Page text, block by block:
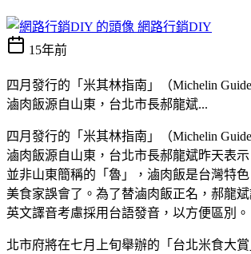
網路行銷DIY
15年前
四月發行的「米其林指南」（Michelin
滷肉飯源自山東，台北市長郝龍斌...
四月發行的「米其林指南」（Michelin
滷肉飯源自山東，台北市長郝龍斌昨天表示
並非山東簡稱的「魯」，滷肉飯是台灣特
美食家誤會了。為了替滷肉飯正名，郝龍
英文譯音考慮採用台語發音，以方便區別。
北市府將在七月上旬舉辦的「台北米食大